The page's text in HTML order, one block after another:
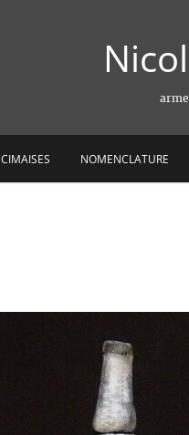
CIMAISES NOMENCLATURE